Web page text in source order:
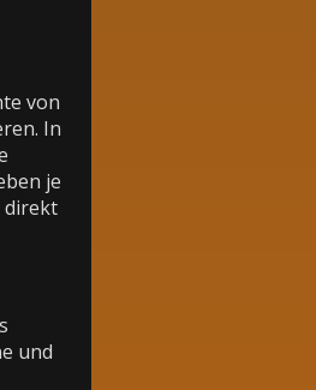
von
In
je
direkt
und